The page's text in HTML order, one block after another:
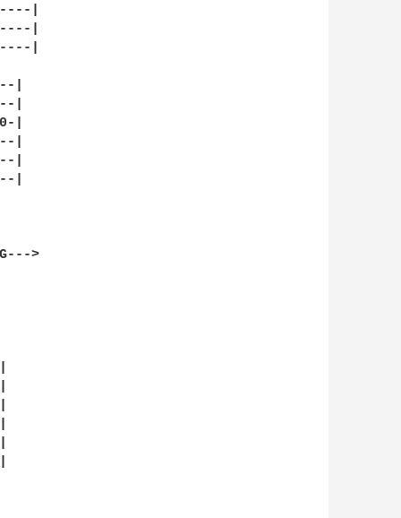
|
|
|
|
|
|
|
|
|
>